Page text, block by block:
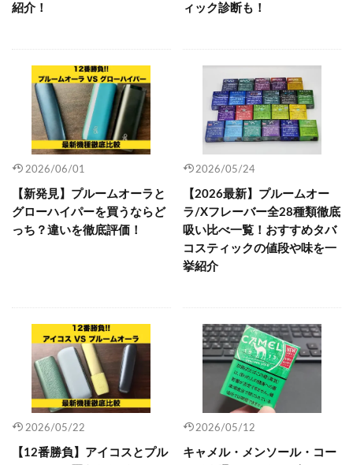
紹介！
ィック診断も！
2026/06/01
【新発見】プルームオーラと
グローハイパーを買うならど
っち？違いを徹底評価！
2026/05/24
【2026最新】プルームオー
ラ/Xフレーバー全28種類徹底
吸い比べ一覧！おすすめタバ
コスティックの値段や味を一
挙紹介
2026/05/22
【12番勝負】アイコスとプル
2026/05/12
キャメル・メンソール・コー